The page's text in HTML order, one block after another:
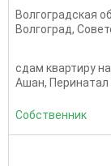
Волгоградская
Волгоград,
сдам квартиру
Ашан, Перинатал
Собственник